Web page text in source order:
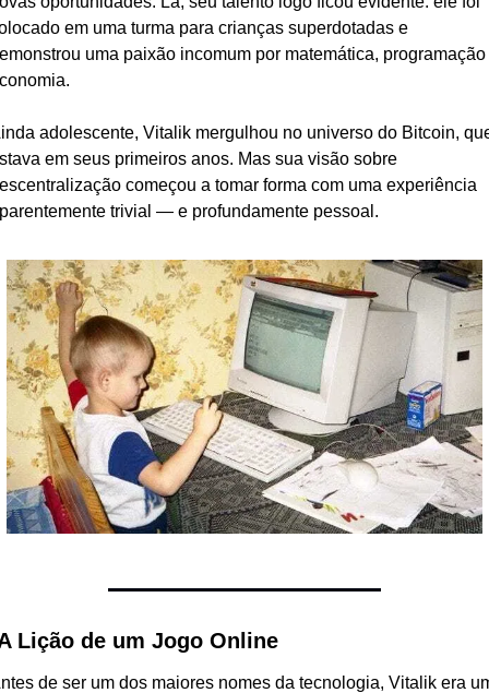
em uma turma para crianças superdotadas e
uma paixão incomum por matemática, programação
adolescente, Vitalik mergulhou no universo do Bitcoin,
em seus primeiros anos. Mas sua visão sobre
começou a tomar forma com uma experiência
trivial — e profundamente pessoal.
Lição de um Jogo Online
de ser um dos maiores nomes da tecnologia, Vitalik era